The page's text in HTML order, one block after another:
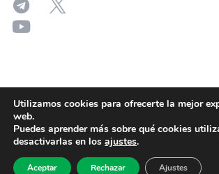
Utilizamos cookies para ofrecerte la mejor
web.
Puedes aprender más sobre qué cookies
desactivarlas en los ajustes.
Aceptar Rechazar Ajustes